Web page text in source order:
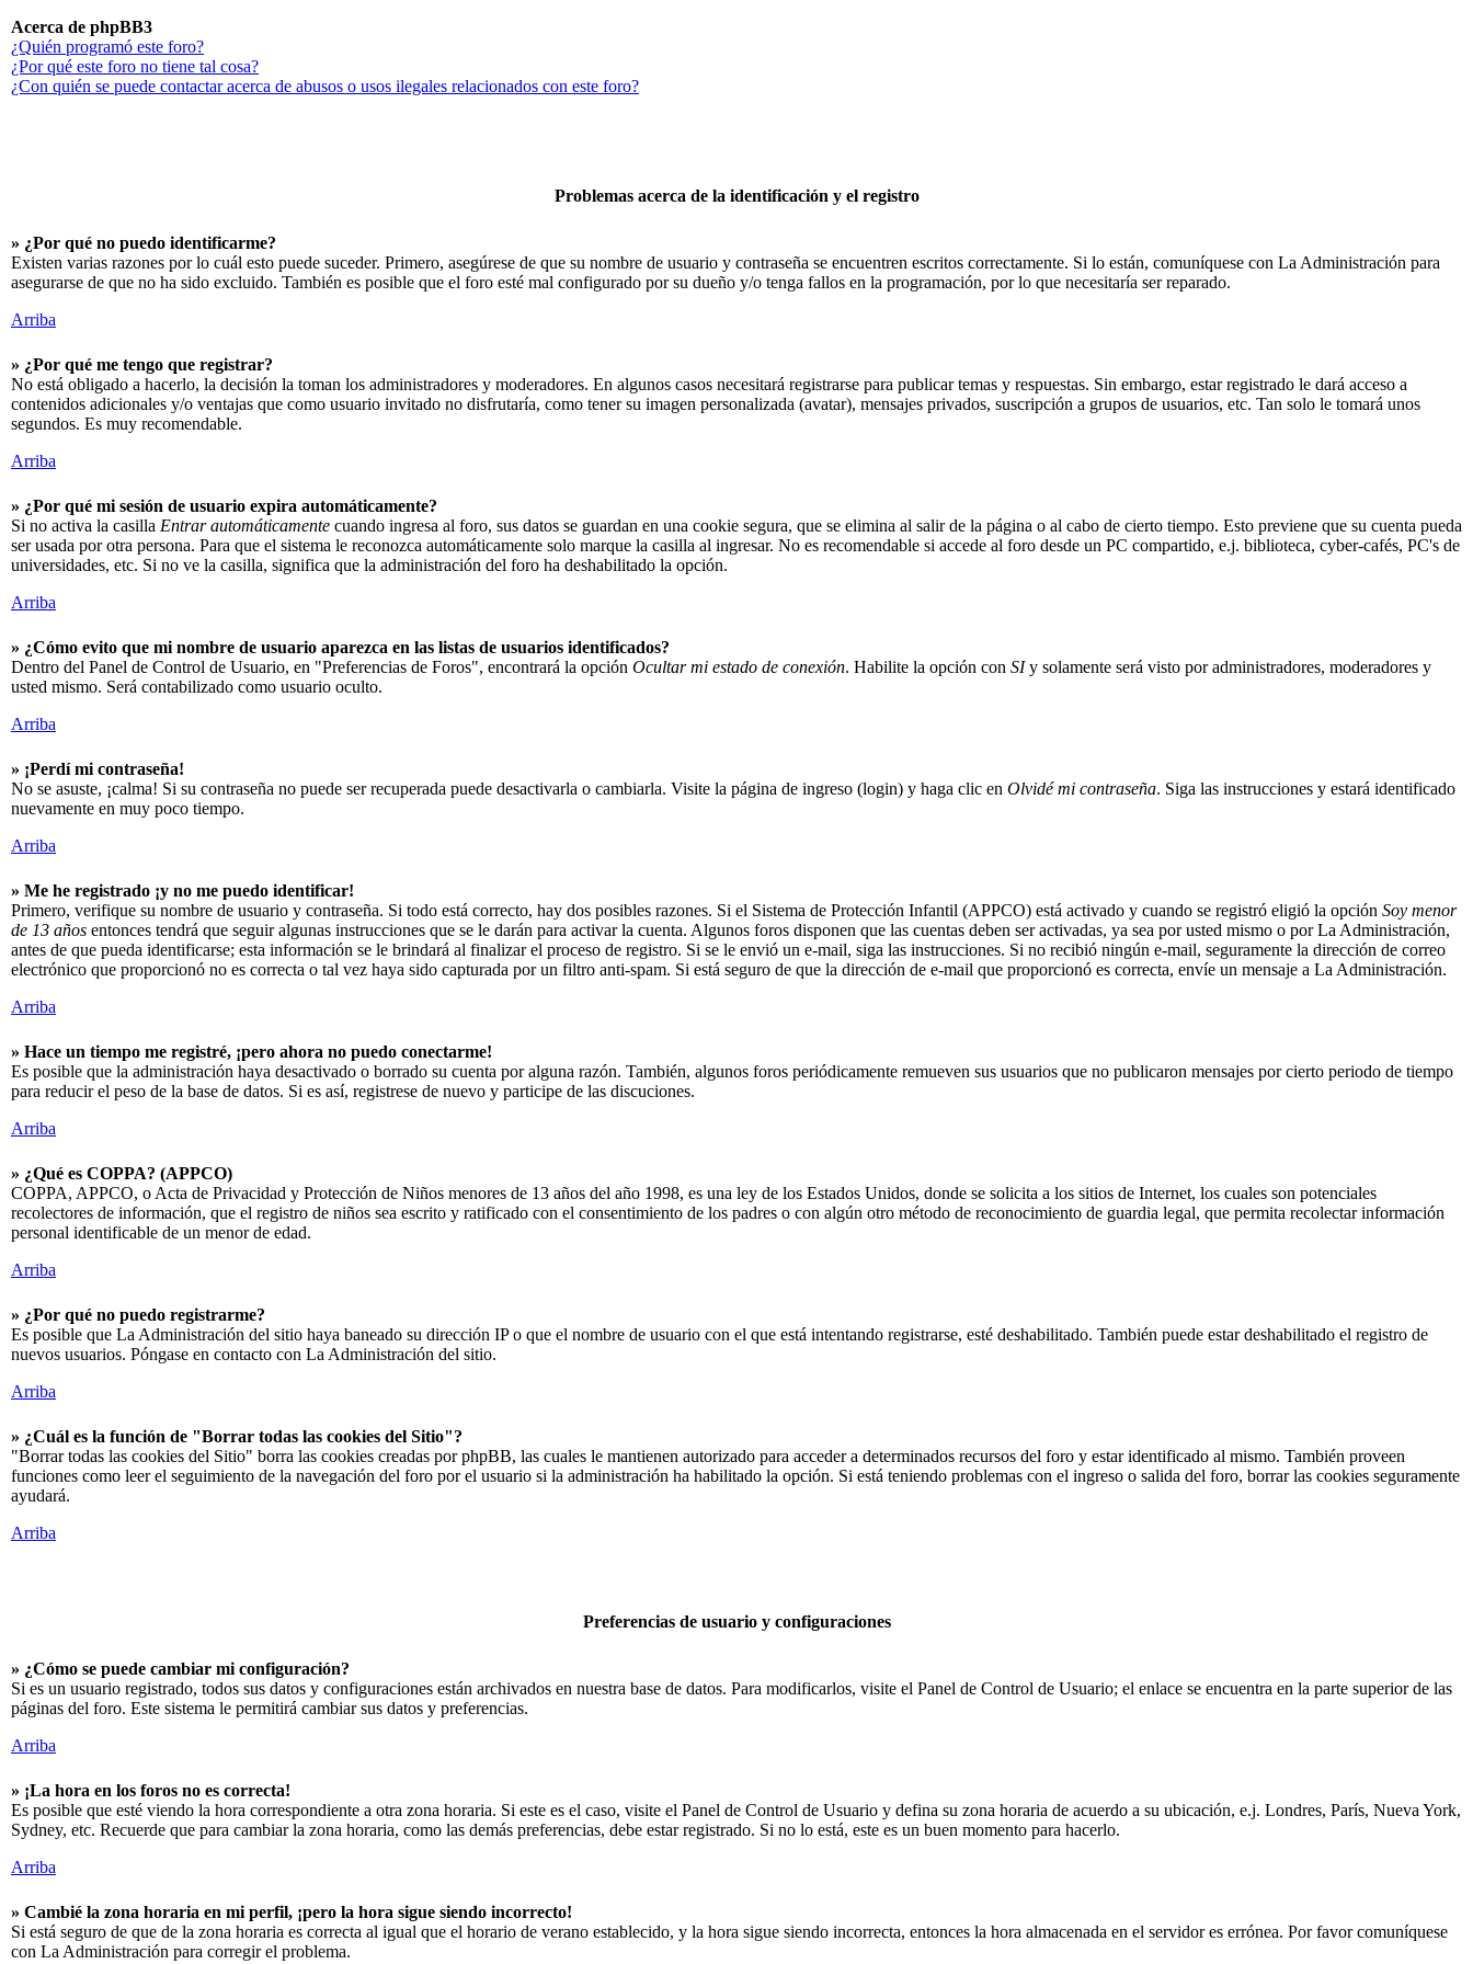
Acerca de phpBB3
¿Quién programó este foro?
¿Por qué este foro no tiene tal cosa?
¿Con quién se puede contactar acerca de abusos o usos ilegales relacionados con este foro?
Problemas acerca de la identificación y el registro
» ¿Por qué no puedo identificarme?
Existen varias razones por lo cuál esto puede suceder. Primero, asegúrese de que su nombre de usuario y contraseña se encuentren escritos correctamente. Si lo están, comuníquese con La Administración para
asegurarse de que no ha sido excluido. También es posible que el foro esté mal configurado por su dueño y/o tenga fallos en la programación, por lo que necesitaría ser reparado.
Arriba
» ¿Por qué me tengo que registrar?
No está obligado a hacerlo, la decisión la toman los administradores y moderadores. En algunos casos necesitará registrarse para publicar temas y respuestas. Sin embargo, estar registrado le dará acceso a
contenidos adicionales y/o ventajas que como usuario invitado no disfrutaría, como tener su imagen personalizada (avatar), mensajes privados, suscripción a grupos de usuarios, etc. Tan solo le tomará unos
segundos. Es muy recomendable.
Arriba
» ¿Por qué mi sesión de usuario expira automáticamente?
Si no activa la casilla Entrar automáticamente cuando ingresa al foro, sus datos se guardan en una cookie segura, que se elimina al salir de la página o al cabo de cierto tiempo. Esto previene que su cuenta pueda
ser usada por otra persona. Para que el sistema le reconozca automáticamente solo marque la casilla al ingresar. No es recomendable si accede al foro desde un PC compartido, e.j. biblioteca, cyber-cafés, PC's de
universidades, etc. Si no ve la casilla, significa que la administración del foro ha deshabilitado la opción.
Arriba
» ¿Cómo evito que mi nombre de usuario aparezca en las listas de usuarios identificados?
Dentro del Panel de Control de Usuario, en "Preferencias de Foros", encontrará la opción Ocultar mi estado de conexión. Habilite la opción con SIy solamente será visto por administradores, moderadores y
usted mismo. Será contabilizado como usuario oculto.
Arriba
» ¡Perdí mi contraseña!
No se asuste, ¡calma! Si su contraseña no puede ser recuperada puede desactivarla o cambiarla. Visite la página de ingreso (login) y haga clic en Olvidé mi contraseña. Siga las instrucciones y estará identificado
nuevamente en muy poco tiempo.
Arriba
» Me he registrado ¡y no me puedo identificar!
Primero, verifique su nombre de usuario y contraseña. Si todo está correcto, hay dos posibles razones. Si el Sistema de Protección Infantil (APPCO) está activado y cuando se registró eligió la opción Soy menor
de 13 años entonces tendrá que seguir algunas instrucciones que se le darán para activar la cuenta. Algunos foros disponen que las cuentas deben ser activadas, ya sea por usted mismo o por La Administración,
antes de que pueda identificarse; esta información se le brindará al finalizar el proceso de registro. Si se le envió un e-mail, siga las instrucciones. Si no recibió ningún e-mail, seguramente la dirección de correo
electrónico que proporcionó no es correcta o tal vez haya sido capturada por un filtro anti-spam. Si está seguro de que la dirección de e-mail que proporcionó es correcta, envíe un mensaje a La Administración.
Arriba
» Hace un tiempo me registré, ¡pero ahora no puedo conectarme!
Es posible que la administración haya desactivado o borrado su cuenta por alguna razón. También, algunos foros periódicamente remueven sus usuarios que no publicaron mensajes por cierto periodo de tiempo
para reducir el peso de la base de datos. Si es así, registrese de nuevo y participe de las discuciones.
Arriba
» ¿Qué es COPPA? (APPCO)
COPPA, APPCO, o Acta de Privacidad y Protección de Niños menores de 13 años del año 1998, es una ley de los Estados Unidos, donde se solicita a los sitios de Internet, los cuales son potenciales
recolectores de información, que el registro de niños sea escrito y ratificado con el consentimiento de los padres o con algún otro método de reconocimiento de guardia legal, que permita recolectar información
personal identificable de un menor de edad.
Arriba
» ¿Por qué no puedo registrarme?
Es posible que La Administración del sitio haya baneado su dirección IP o que el nombre de usuario con el que está intentando registrarse, esté deshabilitado. También puede estar deshabilitado el registro de
nuevos usuarios. Póngase en contacto con La Administración del sitio.
Arriba
» ¿Cuál es la función de "Borrar todas las cookies del Sitio"?
"Borrar todas las cookies del Sitio" borra las cookies creadas por phpBB, las cuales le mantienen autorizado para acceder a determinados recursos del foro y estar identificado al mismo. También proveen
funciones como leer el seguimiento de la navegación del foro por el usuario si la administración ha habilitado la opción. Si está teniendo problemas con el ingreso o salida del foro, borrar las cookies seguramente
ayudará.
Arriba
Preferencias de usuario y configuraciones
» ¿Cómo se puede cambiar mi configuración?
Si es un usuario registrado, todos sus datos y configuraciones están archivados en nuestra base de datos. Para modificarlos, visite el Panel de Control de Usuario; el enlace se encuentra en la parte superior de las
páginas del foro. Este sistema le permitirá cambiar sus datos y preferencias.
Arriba
» ¡La hora en los foros no es correcta!
Es posible que esté viendo la hora correspondiente a otra zona horaria. Si este es el caso, visite el Panel de Control de Usuario y defina su zona horaria de acuerdo a su ubicación, e.j. Londres, París, Nueva York,
Sydney, etc. Recuerde que para cambiar la zona horaria, como las demás preferencias, debe estar registrado. Si no lo está, este es un buen momento para hacerlo.
Arriba
» Cambié la zona horaria en mi perfil, ¡pero la hora sigue siendo incorrecto!
Si está seguro de que de la zona horaria es correcta al igual que el horario de verano establecido, y la hora sigue siendo incorrecta, entonces la hora almacenada en el servidor es errónea. Por favor comuníquese
con La Administración para corregir el problema.